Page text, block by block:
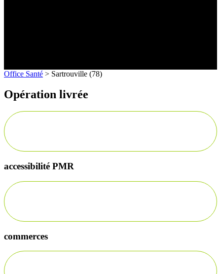
Office Santé > Sartrouville (78)
Opération livrée
accessibilité PMR
commerces